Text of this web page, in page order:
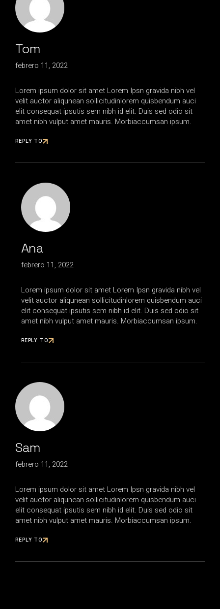
Tom
febrero 11, 2022
Lorem ipsum dolor sit amet Lorem Ipsn gravida nibh vel
velit auctor aliqunean sollicitudinlorem quisbendum auci
elit consequat ipsutis sem nibh id elit. Duis sed odio sit
amet nibh vulput amet mauris. Morbiaccumsan ipsum.
REPLY TO
Ana
febrero 11, 2022
Lorem ipsum dolor sit amet Lorem Ipsn gravida nibh vel
velit auctor aliqunean sollicitudinlorem quisbendum auci
elit consequat ipsutis sem nibh id elit. Duis sed odio sit
amet nibh vulput amet mauris. Morbiaccumsan ipsum.
REPLY TO
Sam
febrero 11, 2022
Lorem ipsum dolor sit amet Lorem Ipsn gravida nibh vel
velit auctor aliqunean sollicitudinlorem quisbendum auci
elit consequat ipsutis sem nibh id elit. Duis sed odio sit
amet nibh vulput amet mauris. Morbiaccumsan ipsum.
REPLY TO